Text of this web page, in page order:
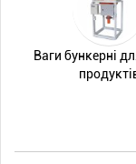
Ваги бункерні